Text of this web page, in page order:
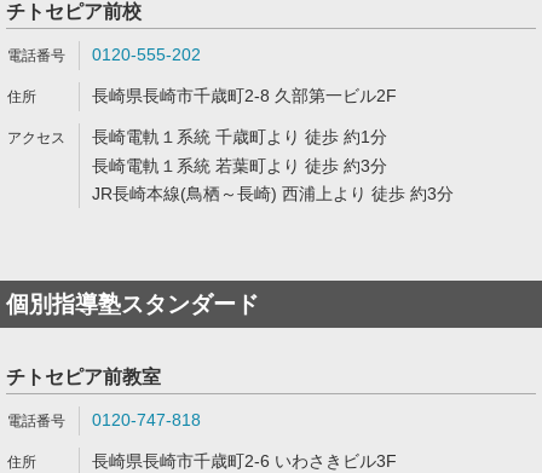
チトセピア前校
0120-555-202
長崎県長崎市千歳町2-8 久部第一ビル2F
長崎電軌１系統 千歳町より 徒歩 約1分
長崎電軌１系統 若葉町より 徒歩 約3分
JR長崎本線(鳥栖～長崎) 西浦上より 徒歩 約3分
個別指導塾スタンダード
チトセピア前教室
0120-747-818
長崎県長崎市千歳町2-6 いわさきビル3F